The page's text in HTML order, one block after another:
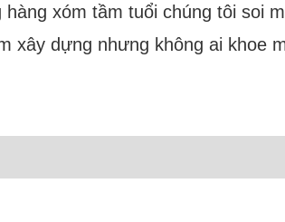
xóm tầm tuổi chúng tôi soi
xây dựng nhưng không ai